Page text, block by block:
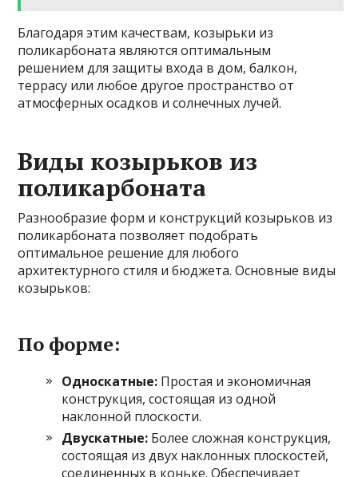
Благодаря этим качествам, козырьки из
поликарбоната являются оптимальным
решением для защиты входа в дом, балкон,
террасу или любое другое пространство от
атмосферных осадков и солнечных лучей.
Виды козырьков из
поликарбоната
Разнообразие форм и конструкций козырьков из
поликарбоната позволяет подобрать
оптимальное решение для любого
архитектурного стиля и бюджета. Основные виды
козырьков:
По форме:
Односкатные: Простая и экономичная
конструкция, состоящая из одной
наклонной плоскости.
Двускатные: Более сложная конструкция,
состоящая из двух наклонных плоскостей,
соединенных в коньке. Обеспечивает